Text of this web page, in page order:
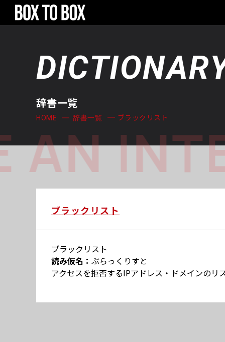
辞書一覧
HOME 辞書一覧 ブラックリスト
ブラックリスト
ブラックリスト
読み仮名： ぶらっくりすと
アクセスを拒否するIPアドレス・ドメインのリ